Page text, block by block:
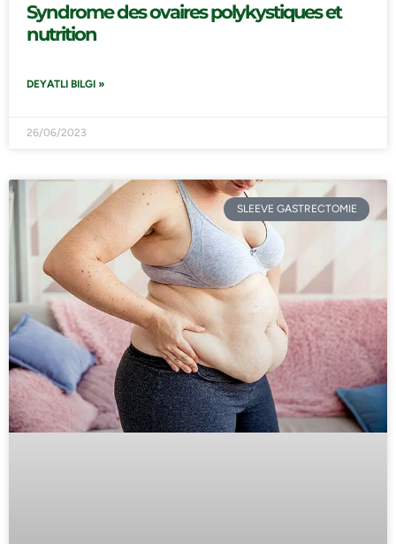
Syndrome des ovaires polykystiques et
nutrition
DEYATLI BILGI »
26/06/2023
SLEEVE GASTRECTOMIE